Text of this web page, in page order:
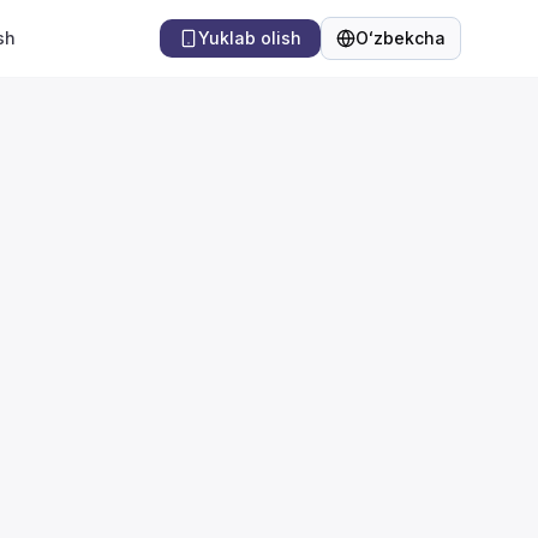
Yuklab olish Oʻzbekcha
Til